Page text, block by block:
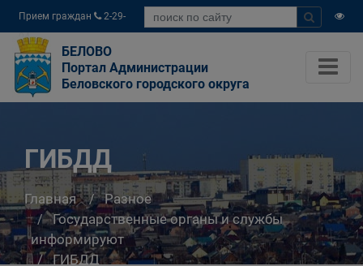
Прием граждан
2-29-
04
БЕЛОВО
Портал Администрации
Беловского городского округа
ГИБДД
Главная
Разное
Государственные органы и службы
информируют
ГИБДД